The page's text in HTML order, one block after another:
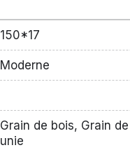
150*17
Moderne
Grain de bois, Grain
unie